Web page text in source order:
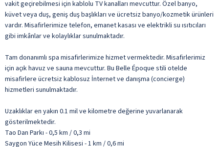
vakit geçirebilmesi için kablolu TV kanalları mevcuttur. Özel banyo,
küvet veya duş, geniş duş başlıkları ve ücretsiz banyo/kozmetik ürünleri
vardır. Misafirlerimize telefon, emanet kasası ve elektrikli su ısıtıcıları
gibi imkânlar ve kolaylıklar sunulmaktadır.
Tam donanımlı spa misafirlerimize hizmet vermektedir. Misafirlerimiz
için açık havuz ve sauna mevcuttur. Bu Belle Époque stili otelde
misafirlere ücretsiz kablosuz İnternet ve danışma (concierge)
hizmetleri sunulmaktadır.
Uzaklıklar en yakın 0.1 mil ve kilometre değerine yuvarlanarak
gösterilmektedir.
Tao Dan Parkı - 0,5 km / 0,3 mi
Saygon Yüce Mesih Kilisesi - 1 km / 0,6 mi